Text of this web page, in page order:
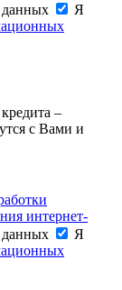
данных
Я
–
с Вами и
интернет-
данных
Я